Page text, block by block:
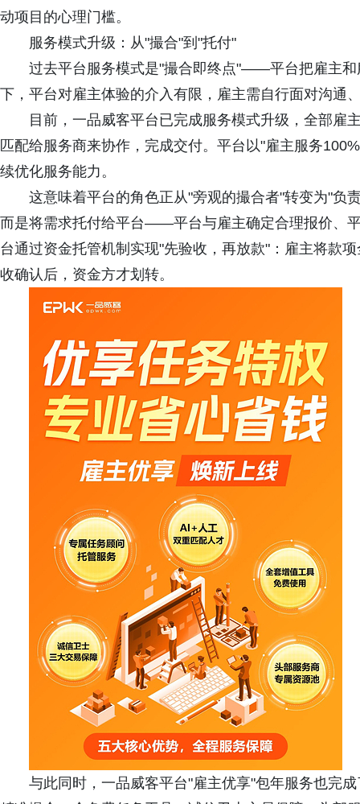
动项目的心理门槛。
服务模式升级：从"撮合"到"托付"
过去平台服务模式是"撮合即终点"——平台把雇主
下，平台对雇主体验的介入有限，雇主需自行面对沟通
目前，一品威客平台已完成服务模式升级，全部雇
匹配给服务商来协作，完成交付。平台以"雇主服务
续优化服务能力。
这意味着平台的角色正从"旁观的撮合者"转变为"负
而是将需求托付给平台——平台与雇主确定合理报价、
台通过资金托管机制实现"先验收，再放款"：雇主将款
收确认后，资金方才划转。
与此同时，一品威客平台"雇主优享"包年服务也完